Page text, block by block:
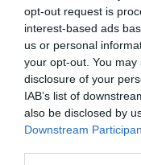
opt-out request is
interest-based ads
us or personal
your opt-out. You
disclosure of your
IAB’s list of
also be disclosed by
Downstream
Το
από την ΕΕ έργο
Gaming Police”
ενισχύει την
των παιδιών στο
διαδίκτυο
31.07.2026
ΑΑΔΕ:
για τα πρόστιμα σε
παραβάσεις που
αφορούν τους